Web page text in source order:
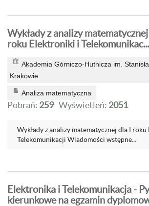
Wykłady z analizy matematycznej
roku Elektroniki i Telekomunikac...
Akademia Górniczo-Hutnicza im.
Krakowie
Analiza matematyczna
Pobrań: 259 Wyświetleń: 2051
Wykłady z analizy matematycznej dla I
Telekomunikacji Wiadomości wstępne...
Elektronika i Telekomunikacja -
kierunkowe na egzamin